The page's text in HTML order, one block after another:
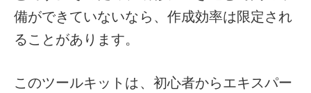
備ができていないなら、作成効率は限定され
ることがあります。
このツールキットは、初心者からエキスパー